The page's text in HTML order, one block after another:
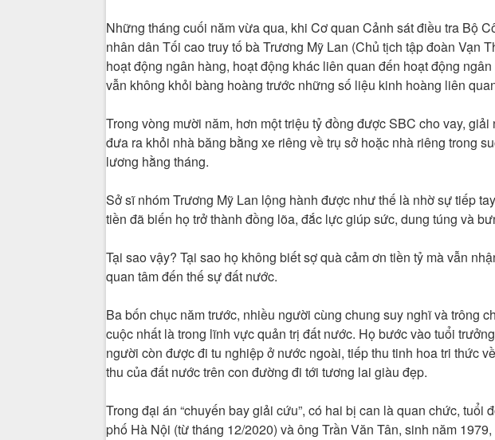
Những tháng cuối năm vừa qua, khi Cơ quan Cảnh sát điều tra Bộ
nhân dân Tối cao truy tố bà Trương Mỹ Lan (Chủ tịch tập đoàn Vạn
hoạt động ngân hàng, hoạt động khác liên quan đến hoạt động
vẫn không khỏi bàng hoàng trước những số liệu kinh hoàng liên
Trong vòng mười năm, hơn một triệu tỷ đồng được SBC cho vay,
đưa ra khỏi nhà băng bằng xe riêng về trụ sở hoặc nhà riêng trong
lương hằng tháng.
Sở sĩ nhóm Trương Mỹ Lan lộng hành được như thế là nhờ sự tiếp
tiền đã biến họ trở thành đồng lõa, đắc lực giúp sức, dung túng và
Tại sao vậy? Tại sao họ không biết sợ quà cảm ơn tiền tỷ mà vẫn
quan tâm đến thế sự đất nước.
Ba bốn chục năm trước, nhiều người cùng chung suy nghĩ và trông
cuộc nhất là trong lĩnh vực quản trị đất nước. Họ bước vào tuổi
người còn được đi tu nghiệp ở nước ngoài, tiếp thu tinh hoa tri thức
thu của đất nước trên con đường đi tới tương lai giàu đẹp.
Trong đại án “chuyến bay giải cứu”, có hai bị can là quan chức,
phố Hà Nội (từ tháng 12/2020) và ông Trần Văn Tân, sinh năm